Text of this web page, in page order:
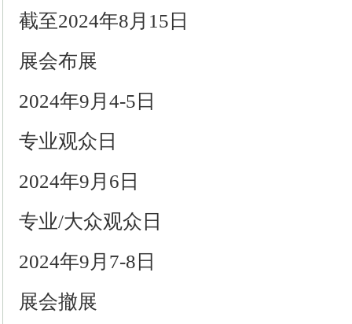
截至2024年8月15日
展会布展
2024年9月4-5日
专业观众日
2024年9月6日
专业/大众观众日
2024年9月7-8日
展会撤展